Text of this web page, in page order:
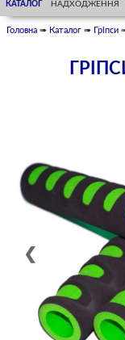
КАТАЛОГ НАДХОДЖЕННЯ
Головна ➠ Каталог ➠ Гріпси
❮